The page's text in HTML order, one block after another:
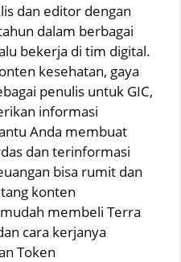
dan editor dengan
dalam berbagai
bekerja di tim digital.
kesehatan, gaya
penulis untuk GIC,
informasi
Anda membuat
dan terinformasi
bisa rumit dan
konten
membeli Terra
cara kerjanya
Token